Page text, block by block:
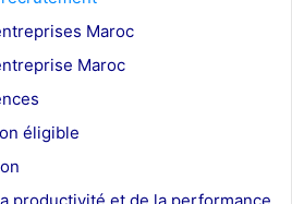
Maroc
Maroc
éligible